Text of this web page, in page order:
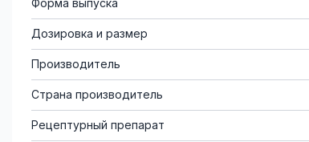
Форма выпуска
Дозировка и размер
Производитель
Страна производитель
Рецептурный препарат